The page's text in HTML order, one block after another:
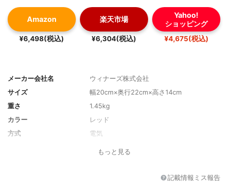
Amazon
¥6,498(税込)
楽天市場
¥6,304(税込)
Yahoo!
ショッピング
¥4,675(税込)
メーカー会社名
ウィナーズ株式会社
サイズ
幅20cm×奥行22cm×高さ14cm
重さ
1.45kg
カラー
レッド
方式
電気
もっと見る
記載情報ミス報告